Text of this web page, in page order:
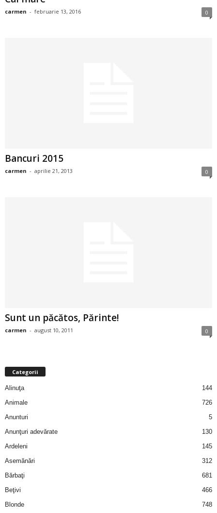
carmen - februarie 13, 2016 0
Bancuri 2015
carmen - aprilie 21, 2013 0
Sunt un păcătos, Părinte!
carmen - august 10, 2011 0
Categorii
Alinuţa
144
Animale
726
Anunturi
5
Anunţuri adevărate
130
Ardeleni
145
Asemănări
312
Bărbaţi
681
Beţivi
466
Blonde
748